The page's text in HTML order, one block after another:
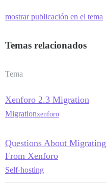
mostrar publicación en el tema
Temas relacionados
Tema
Xenforo 2.3 Migration
Migrationxenforo
Questions About Migrating
From Xenforo
Self-hosting